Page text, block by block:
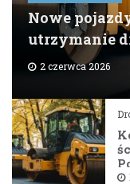
Nowe
utrzymanie
2 czerwca 2026